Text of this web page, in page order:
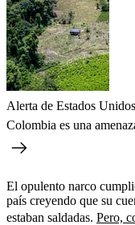
Alerta de Estados
Colombia es una
El opulento narco
país creyendo que su
estaban saldadas. Pero,